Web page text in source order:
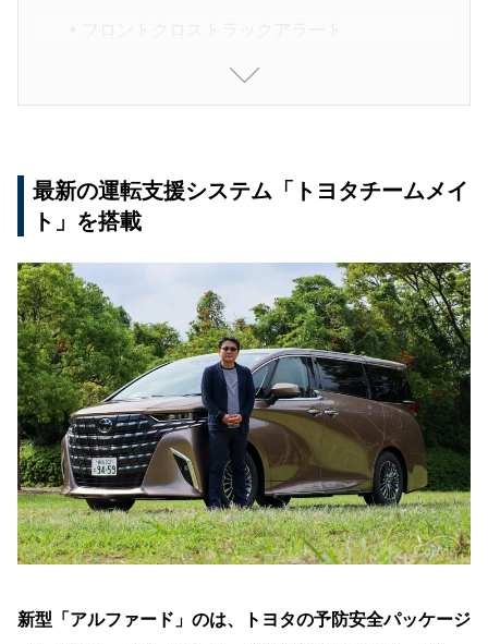
ドライバー異常時対応システム
最新の運転支援システム「トヨタチームメイ
ト」を搭載
新型「アルファード」のは、トヨタの予防安全パッケージ